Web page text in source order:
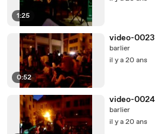
1:25
0:52
video-0023
barlier
il y a 20 ans
video-0024
barlier
il y a 20 ans